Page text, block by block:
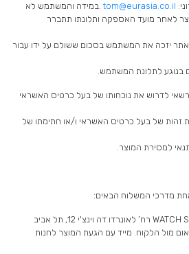
tom@eurasia.co.il .במידה והמשתמש לא
לאחר מועד האספקה ותלונתו תתברר
יזכה את המשתמש בסכום ששולם על ידו עבור
בנוגע לתלונת המשתמש.
רשאי לדרוש את נוכחותו של בעל כרטיס האשראי
זהות של בעל כרטיס האשראי ו/או חתימתו של
למסירת המוצר.
מול הלקוח. מייד עם הגעת המוצר לחנות